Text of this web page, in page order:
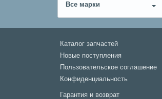
Все марки
Каталог запчастей
Новые поступления
Пользовательское соглашение
Конфиденциальность
Гарантия и возврат